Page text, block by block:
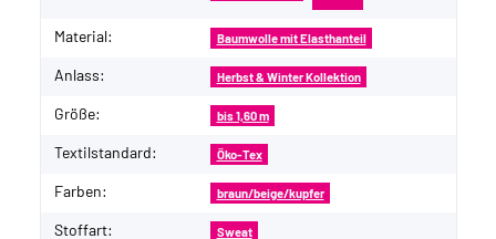
Material: Baumwolle mit Elasthanteil
Anlass: Herbst & Winter Kollektion
Größe: bis 1,60 m
Textilstandard: Öko-Tex
Farben: braun/beige/kupfer
Stoffart: Sweat